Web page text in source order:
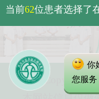
Copyright
当前62位患者选择了
你
您服务